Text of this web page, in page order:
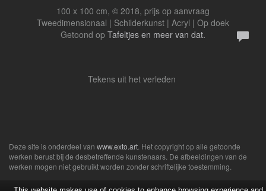
100 x 100 cm, © 2018, prijs op aanvraag
Tweedimensionaal | Schilderkunst | Acryl | Op doek
Getoond op Tafeltjes en meer van dat.
Tekens uit het verleden
Deze site is onderdeel van www.exto.art . Het copyright op alle getoonde
werken berust bij de desbetreffende kunstenaars. De afbeeldingen van de
werken mogen niet gebruikt worden zonder schriftelijke toestemming.